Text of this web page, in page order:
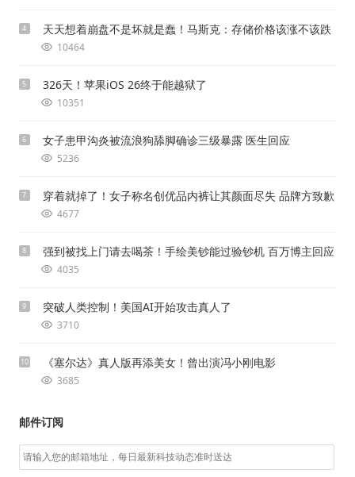
4 天天想着崩盘不是坏就是蠢！马斯克：存储价格该涨不该跌
10464
5 326天！苹果iOS 26终于能越狱了
10351
6 女子患甲沟炎被流浪狗舔脚确诊三级暴露 医生回应
5236
7 穿着就掉了！女子称名创优品内裤让其颜面尽失 品牌方致歉
4677
8 强到被找上门请去喝茶！手绘美钞能过验钞机 百万博主回应
4035
9 突破人类控制！美国AI开始攻击真人了
3710
10 《塞尔达》真人版再添美女！曾出演冯小刚电影
3685
邮件订阅